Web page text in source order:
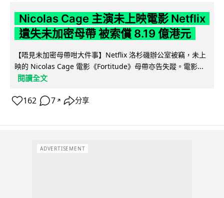
Nicolas Cage 主演未上映電影 Netflix
遺失未加密母帶 被索償 8.19 億港元
【唔見未加密母帶咁大件事】Netflix 洛杉磯辦公室被竊，未上
映的 Nicolas Cage 電影《Fortitude》母帶亦告失蹤。電影...
閱讀全文
162 7 ↗ 分享
ADVERTISEMENT